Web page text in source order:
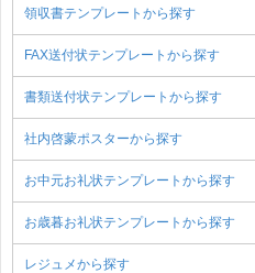
領収書テンプレートから探す
FAX送付状テンプレートから探す
書類送付状テンプレートから探す
社内啓蒙ポスターから探す
お中元お礼状テンプレートから探す
お歳暮お礼状テンプレートから探す
レジュメから探す